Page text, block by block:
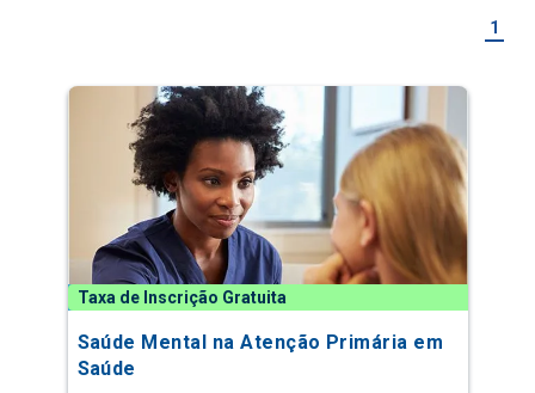
1
Taxa de Inscrição Gratuita
Saúde Mental na Atenção Primária em
Saúde